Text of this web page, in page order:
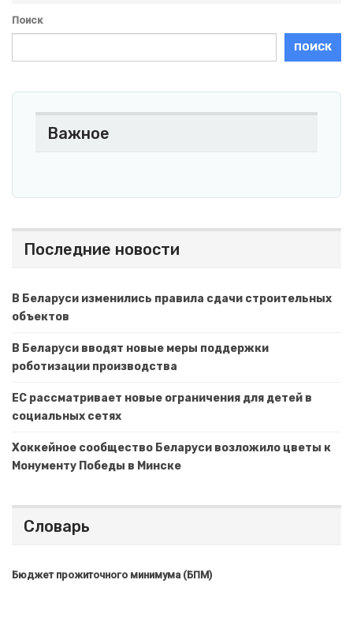
Поиск
ПОИСК
Важное
Последние новости
В Беларуси изменились правила сдачи строительных
объектов
В Беларуси вводят новые меры поддержки
роботизации производства
ЕС рассматривает новые ограничения для детей в
социальных сетях
Хоккейное сообщество Беларуси возложило цветы к
Монументу Победы в Минске
Словарь
Бюджет прожиточного минимума (БПМ)